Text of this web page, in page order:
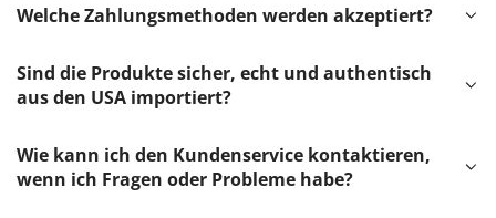
Welche Zahlungsmethoden werden akzeptiert?
Sind die Produkte sicher, echt und authentisch
aus den USA importiert?
Wie kann ich den Kundenservice kontaktieren,
wenn ich Fragen oder Probleme habe?